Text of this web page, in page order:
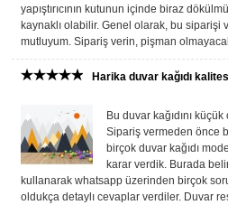
yapıştırıcının kutunun içinde biraz
kaynaklı olabilir. Genel olarak, bu siparişi
mutluyum. Sipariş verin, pişman
Harika duvar kağıdı
Bu duvar kağıdını
Sipariş vermeden önce
birçok duvar kağıdı
karar verdik. Burada
kullanarak whatsapp üzerinden birçok
oldukça detaylı cevaplar verdiler. Duvar